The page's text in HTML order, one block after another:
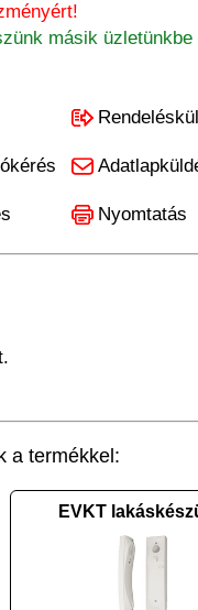
másik üzletünkbe
Nyomtatás
a termékkel:
EVKT